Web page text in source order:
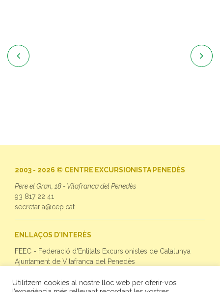
 
2003 - 2026 © CENTRE EXCURSIONISTA PENEDÈS
Pere el Gran, 18 - Vilafranca del Penedès
93 817 22 41
secretaria@cep.cat
ENLLAÇOS D'INTERÈS
FEEC - Federació d'Entitats Excursionistes de Catalunya
Ajuntament de Vilafranca del Penedès
SEGUEIX-NOS
Utilitzem cookies al nostre lloc web per oferir-vos